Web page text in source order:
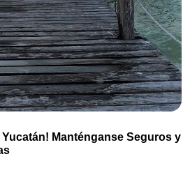
Manténganse Seguros y